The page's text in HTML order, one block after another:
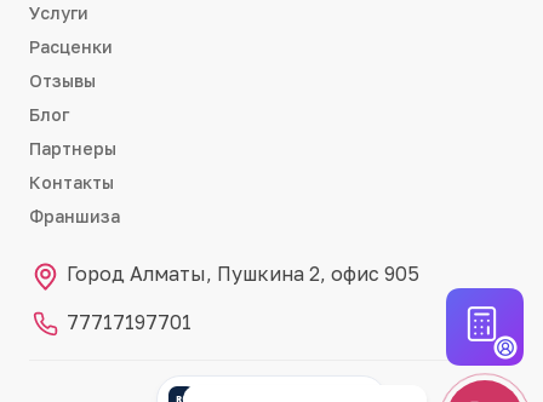
Услуги
Расценки
Отзывы
Блог
Партнеры
Контакты
Франшиза
Город Алматы, Пушкина 2, офис 905
77717197701
RC